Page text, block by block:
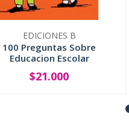
EDICIONES B
100 Preguntas Sobre
Educacion Escolar
+
$21.000